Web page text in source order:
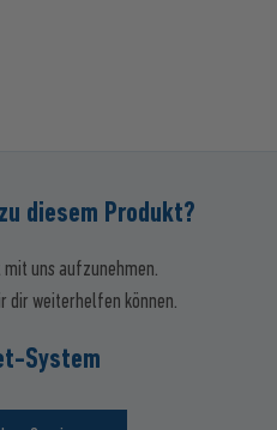
diesem Produkt?
uns aufzunehmen.
dir weiterhelfen können.
System